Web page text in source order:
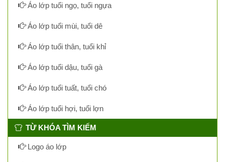
Áo lớp tuổi ngọ, tuổi ngựa
Áo lớp tuổi mùi, tuổi dê
Áo lớp tuổi thân, tuổi khỉ
Áo lớp tuổi dậu, tuổi gà
Áo lớp tuổi tuất, tuổi chó
Áo lớp tuổi hợi, tuổi lợn
TỪ KHÓA TÌM KIẾM
Logo áo lớp